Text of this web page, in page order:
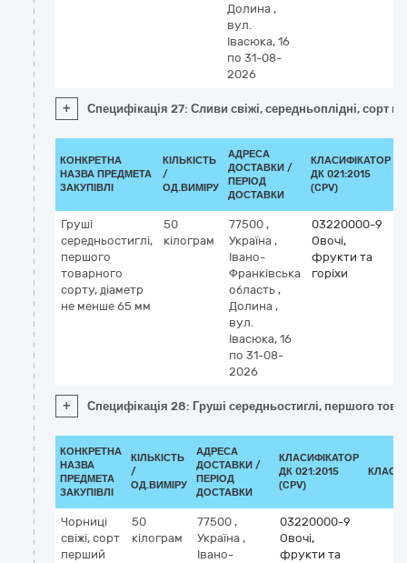
Долина ,
вул.
Івасюка, 16
по 31-08-
2026
+ Специфікація 27: Сливи свіжі, середньоплідні, сорт
КОНКРЕТНА
НАЗВА ПРЕДМЕТА
ЗАКУПІВЛІ
КІЛЬКІСТЬ
/
ОД.ВИМІРУ
АДРЕСА
ДОСТАВКИ /
ПЕРІОД
ДОСТАВКИ
КЛАСИФІКАТОР
ДК 021:2015
(CPV)
Груші
середньостиглі,
першого
товарного
сорту, діаметр
не менше 65 мм
50
кілограм
77500 ,
Україна ,
Івано-
Франківська
область ,
Долина ,
вул.
Івасюка, 16
по 31-08-
2026
03220000-9
Овочі,
фрукти та
горіхи
+ Специфікація 28: Груші середньостиглі, першого
КОНКРЕТНА
НАЗВА
ПРЕДМЕТА
ЗАКУПІВЛІ
КІЛЬКІСТЬ
/
ОД.ВИМІРУ
АДРЕСА
ДОСТАВКИ /
ПЕРІОД
ДОСТАВКИ
КЛАСИФІКАТОР
ДК 021:2015
(CPV)
Чорниці
свіжі, сорт
перший
50
кілограм
77500 ,
Україна ,
Івано-
03220000-9
Овочі,
фрукти та